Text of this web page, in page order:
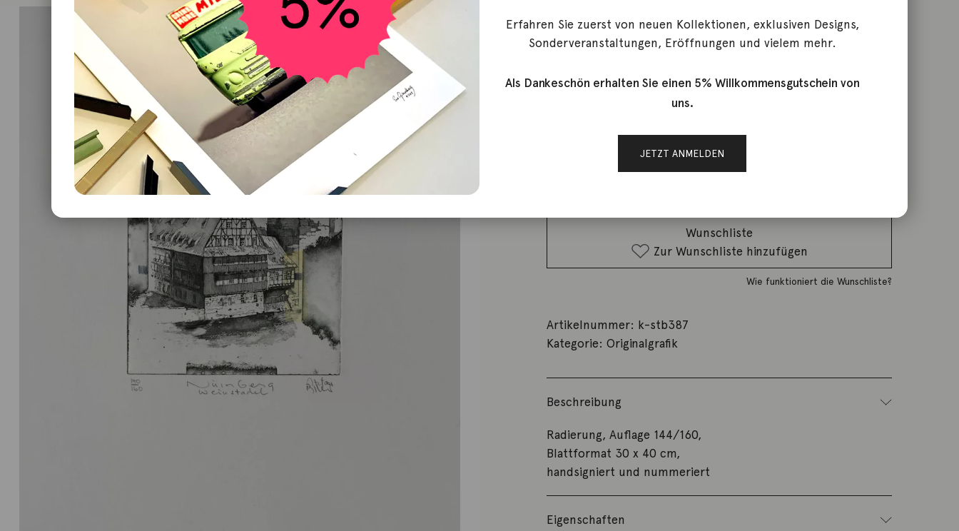
Nürnberg vom Weinstadel
150,00€
Menge
IN DEN WARENKORB
Wunschliste
Zur Wunschliste hinzufügen
Wie funktioniert die Wunschliste?
Artikelnummer: k-stb387
Kategorie:Originalgrafik
Beschreibung
Radierung, Auflage 144/160,
Blattformat 30 x 40 cm,
handsigniert und nummeriert
Eigenschaften
Erfahren Sie zuerst von neuen Kollektionen, exklusiven Designs,
Sonderveranstaltungen, Eröffnungen und vielem mehr.
Als Dankeschön erhalten Sie einen 5% Willkommensgutschein von
uns.
JETZT ANMELDEN